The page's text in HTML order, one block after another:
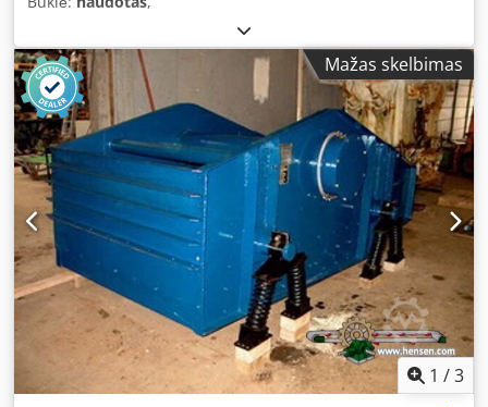
Mažas skelbimas
1 /3